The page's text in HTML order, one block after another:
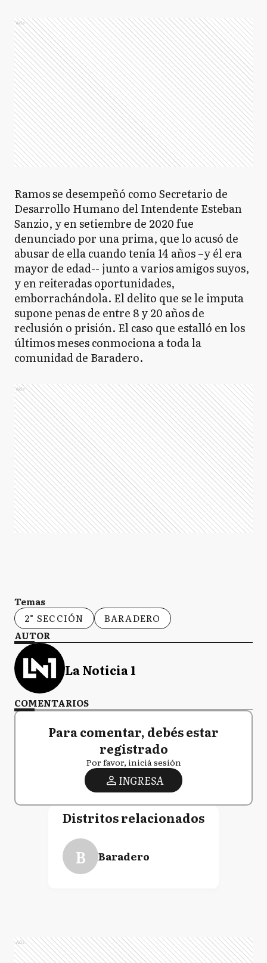
Ads
Ramos se desempeñó como Secretario de
Desarrollo Humano del Intendente Esteban
Sanzio, y en setiembre de 2020 fue
denunciado por una prima, que lo acusó de
abusar de ella cuando tenía 14 años –y él era
mayor de edad-- junto a varios amigos suyos,
y en reiteradas oportunidades,
emborrachándola. El delito que se le imputa
supone penas de entre 8 y 20 años de
reclusión o prisión. El caso que estalló en los
últimos meses conmociona a toda la
comunidad de Baradero.
Ads
Temas
2° SECCIÓN
BARADERO
AUTOR
La Noticia 1
COMENTARIOS
Para comentar, debés estar
registrado
Por favor, iniciá sesión
INGRESA
Distritos relacionados
B Baradero
Ads